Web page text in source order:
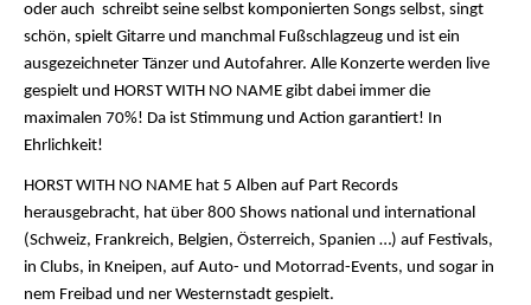
oder auch schreibt seine selbst komponierten Songs selbst, singt
schön, spielt Gitarre und manchmal Fußschlagzeug und ist ein
ausgezeichneter Tänzer und Autofahrer. Alle Konzerte werden live
gespielt und HORST WITH NO NAME gibt dabei immer die
maximalen 70%! Da ist Stimmung und Action garantiert! In
Ehrlichkeit!
HORST WITH NO NAME hat 5 Alben auf Part Records
herausgebracht, hat über 800 Shows national und international
(Schweiz, Frankreich, Belgien, Österreich, Spanien …) auf Festivals,
in Clubs, in Kneipen, auf Auto- und Motorrad-Events, und sogar in
nem Freibad und ner Westernstadt gespielt.